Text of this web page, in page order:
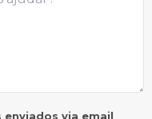
via email